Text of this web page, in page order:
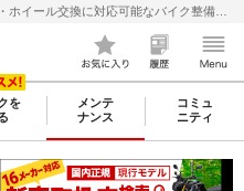
を
メンテ
ナンス
コミュ
ニティ